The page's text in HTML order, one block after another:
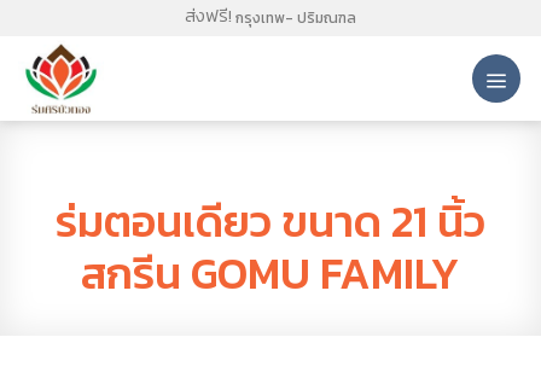
content
ส่งฟรี! กรุงเทพ- ปริมณฑล
ร่มตอนเดียว ขนาด 21 นิ้ว
สกรีน GOMU FAMILY